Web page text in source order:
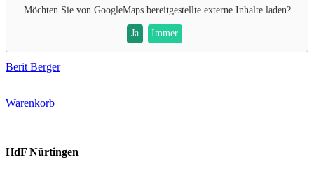
Möchten Sie von GoogleMapsbereitgestellte externe Inhalte laden?
Ja Immer
Berit Berger
Warenkorb
HdF Nürtingen